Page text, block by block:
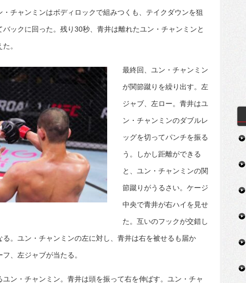
チャンミンはボディロックで組みつくも、テイクダウンを狙
ックに回った。残り30秒、青井は離れたユン・チャンミンと
。
最終回、ユン・チャンミン
が関節蹴りを繰り出す。左
ジャブ、左ロー。青井はユ
ン・チャンミンのダブルレ
ッグを切ってパンチを振る
う。しかし距離ができる
と、ユン・チャンミンの関
節蹴りがうるさい。ケージ
中央で青井が右ハイを見せ
た。互いのフックが交錯し
。ユン・チャンミンの左に対し、青井は右を被せるも届か
、左ジャブが当たる。
ン・チャンミン。青井は頭を振って右を伸ばす。ユン・チャ